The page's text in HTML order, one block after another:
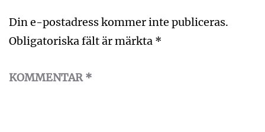
Din e-postadress kommer inte publiceras.
Obligatoriska fält är märkta *
KOMMENTAR*